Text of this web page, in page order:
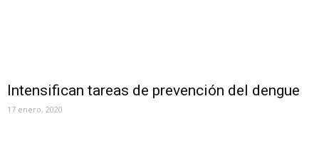
Intensifican tareas de prevención del dengue
17 enero, 2020